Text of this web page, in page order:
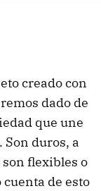
creado con
dado de
que une
Son duros, a
flexibles o
de esto